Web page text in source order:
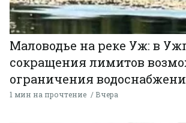
Маловодье на реке Уж: в
сокращения лимитов
ограничения
1 мин на прочтение Вчера